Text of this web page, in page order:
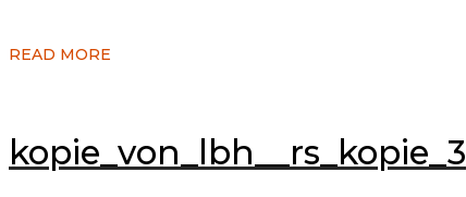
READ MORE
kopie_von_lbh__rs_kopie_3